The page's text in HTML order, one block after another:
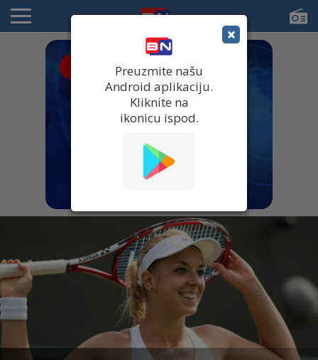
×
Preuzmite našu
Android aplikaciju.
Kliknite na
ikonicu ispod.